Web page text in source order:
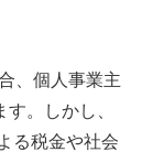
、個人事業主
。しかし、
る税金や社会